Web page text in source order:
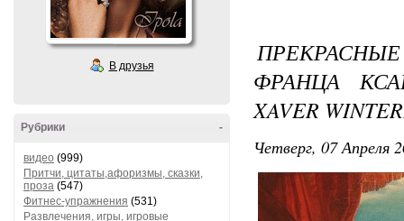
В друзья
-
Рубрики
видео (999)
Притчи, цитаты,афоризмы, сказки,
проза (547)
Фитнес-упражнения (531)
Развлечения, игры, игровые
ФРАНЦА
XAVER
Четверг, 07 Апреля